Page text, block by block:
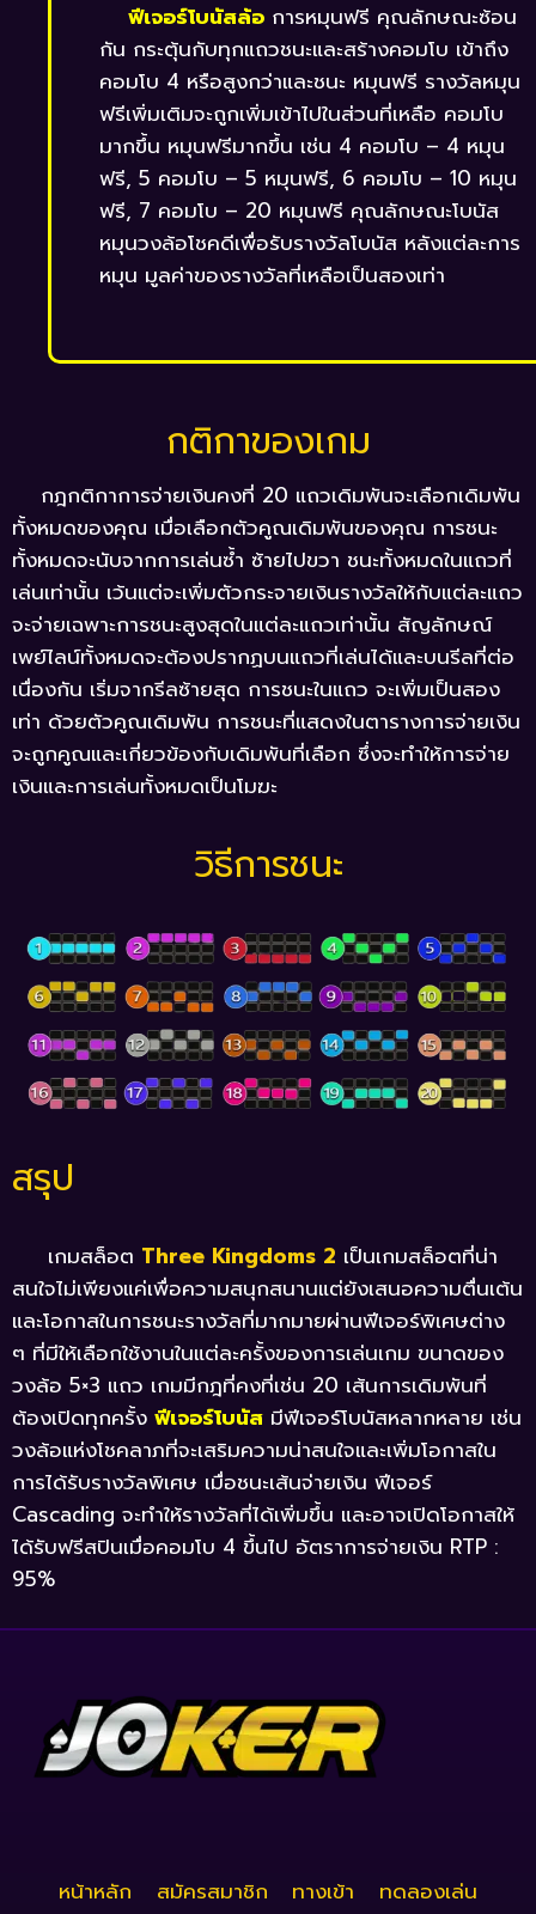
ฟีเจอร์โบนัสล้อ การหมุนฟรี คุณลักษณะซ้อน
กัน กระตุ้นกับทุกแถวชนะและสร้างคอมโบ เข้าถึง
คอมโบ 4 หรือสูงกว่าและชนะ หมุนฟรี รางวัลหมุน
ฟรีเพิ่มเติมจะถูกเพิ่มเข้าไปในส่วนที่เหลือ คอมโบ
มากขึ้น หมุนฟรีมากขึ้น เช่น 4 คอมโบ – 4 หมุน
ฟรี, 5 คอมโบ – 5 หมุนฟรี, 6 คอมโบ – 10 หมุน
ฟรี, 7 คอมโบ – 20 หมุนฟรี คุณลักษณะโบนัส
หมุนวงล้อโชคดีเพื่อรับรางวัลโบนัส หลังแต่ละการ
หมุน มูลค่าของรางวัลที่เหลือเป็นสองเท่า
กติกาของเกม
กฎกติกาการจ่ายเงินคงที่ 20 แถวเดิมพันจะเลือกเดิมพัน
ทั้งหมดของคุณ เมื่อเลือกตัวคูณเดิมพันของคุณ การชนะ
ทั้งหมดจะนับจากการเล่นซ้ำ ซ้ายไปขวา ชนะทั้งหมดในแถวที่
เล่นเท่านั้น เว้นแต่จะเพิ่มตัวกระจายเงินรางวัลให้กับแต่ละแถว
จะจ่ายเฉพาะการชนะสูงสุดในแต่ละแถวเท่านั้น สัญลักษณ์
เพย์ไลน์ทั้งหมดจะต้องปรากฏบนแถวที่เล่นได้และบนรีลที่ต่อ
เนื่องกัน เริ่มจากรีลซ้ายสุด การชนะในแถว จะเพิ่มเป็นสอง
เท่า ด้วยตัวคูณเดิมพัน การชนะที่แสดงในตารางการจ่ายเงิน
จะถูกคูณและเกี่ยวข้องกับเดิมพันที่เลือก ซึ่งจะทำให้การจ่าย
เงินและการเล่นทั้งหมดเป็นโมฆะ
วิธีการชนะ
สรุป
เกมสล็อต Three Kingdoms 2 เป็นเกมสล็อตที่น่า
สนใจไม่เพียงแค่เพื่อความสนุกสนานแต่ยังเสนอความตื่นเต้น
และโอกาสในการชนะรางวัลที่มากมายผ่านฟีเจอร์พิเศษต่าง
ๆ ที่มีให้เลือกใช้งานในแต่ละครั้งของการเล่นเกม ขนาดของ
วงล้อ 5×3 แถว เกมมีกฎที่คงที่เช่น 20 เส้นการเดิมพันที่
ต้องเปิดทุกครั้ง ฟีเจอร์โบนัส มีฟีเจอร์โบนัสหลากหลาย เช่น
วงล้อแห่งโชคลาภที่จะเสริมความน่าสนใจและเพิ่มโอกาสใน
การได้รับรางวัลพิเศษ เมื่อชนะเส้นจ่ายเงิน ฟีเจอร์
Cascading จะทำให้รางวัลที่ได้เพิ่มขึ้น และอาจเปิดโอกาสให้
ได้รับฟรีสปินเมื่อคอมโบ 4 ขึ้นไป อัตราการจ่ายเงิน RTP :
95%
หน้าหลัก สมัครสมาชิก ทางเข้า ทดลองเล่น